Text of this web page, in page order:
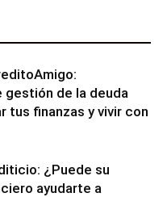
gestión de la deuda
tus finanzas y vivir con
¿Puede su
ayudarte a